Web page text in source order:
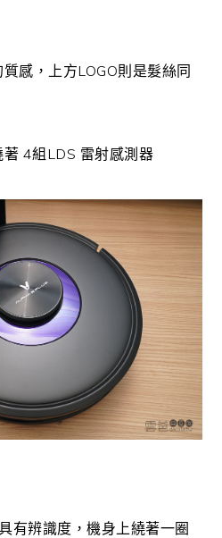
感，上方LOGO則是髮絲同
4組LDS 雷射感測器
有辨識度，機身上繞著一圈